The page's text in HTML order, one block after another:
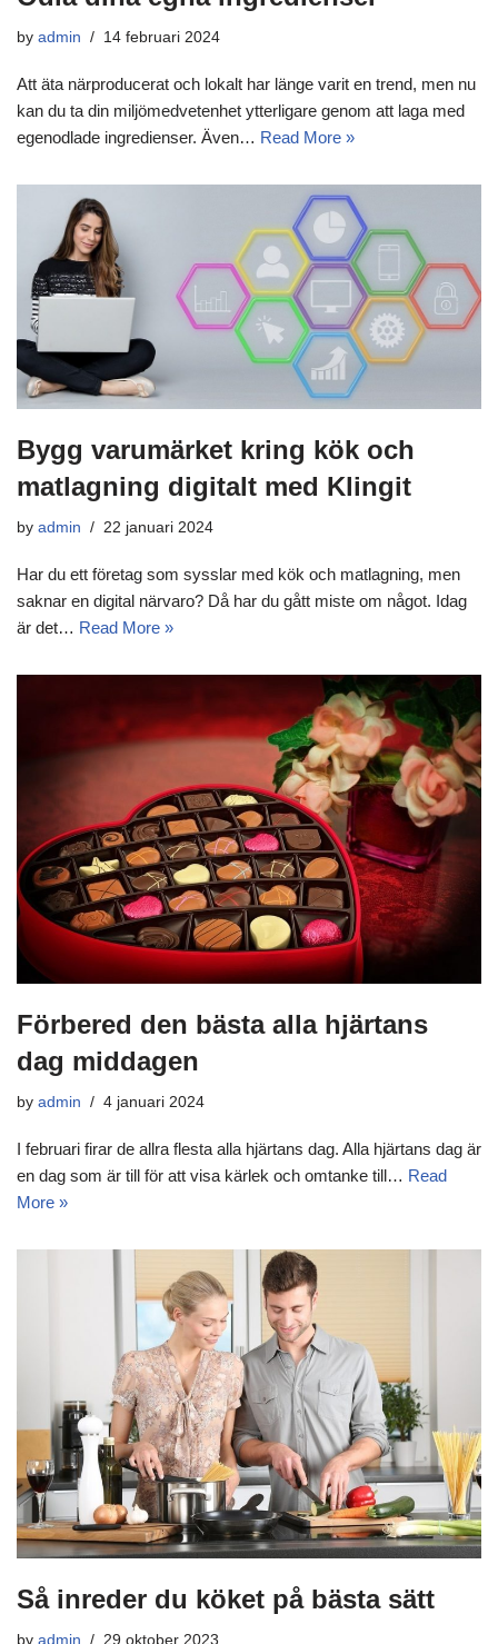
by admin 14 februari 2024
Att äta närproducerat och lokalt har länge varit en trend, men nu
kan du ta din miljömedvetenhet ytterligare genom att laga med
egenodlade ingredienser. Även… Read More »
Bygg varumärket kring kök och
matlagning digitalt med Klingit
by admin 22 januari 2024
Har du ett företag som sysslar med kök och matlagning, men
saknar en digital närvaro? Då har du gått miste om något. Idag
är det… Read More »
Förbered den bästa alla hjärtans
dag middagen
by admin 4 januari 2024
I februari firar de allra flesta alla hjärtans dag. Alla hjärtans dag är
en dag som är till för att visa kärlek och omtanke till… Read
More »
Så inreder du köket på bästa sätt
by admin 29 oktober 2023